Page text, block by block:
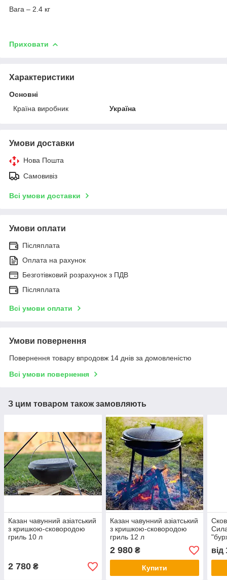
Вага – 2.4 кг
Приховати
Характеристики
Основні
Країна виробник
Україна
Умови доставки
Нова Пошта
Самовивіз
Всі умови доставки
Умови оплати
Післяплата
Оплата на рахунок
Безготівковий розрахунок з ПДВ
Післяплата
Всі умови оплати
Умови повернення
Повернення товару впродовж 14 днів за домовленістю
Всі умови повернення
З цим товаром також замовляють
Казан чавунний азіатський
з кришкою-сковородою
гриль 10 л
2 780 ₴
Казан чавунний азіатський
з кришкою-сковородою
гриль 12 л
2 980₴
Купити
від